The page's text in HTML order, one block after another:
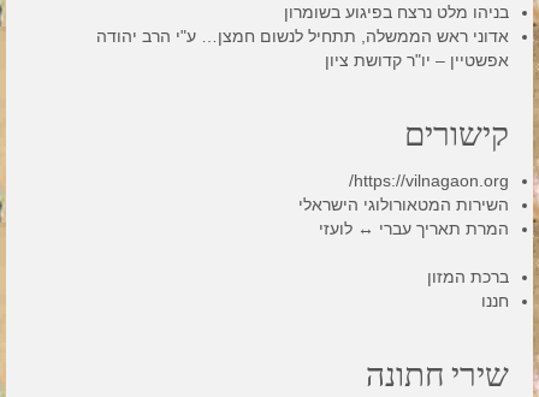
בניהו מלט נרצח בפיגוע בשומרון
אדוני ראש הממשלה, תתחיל לנשום חמצן… ע"י הרב יהודה
אפשטיין – יו"ר קדושת ציון
קישורים
https://vilnagaon.org/
השירות המטאורולוגי הישראלי
המרת תאריך עברי ↔ לועזי
ברכת המזון
חננו
שירי חתונה